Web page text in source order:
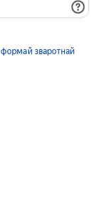
формай зваротнай